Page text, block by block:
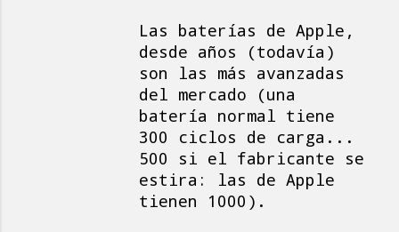
Las baterías de Apple,
desde años (todavía)
son las más avanzadas
del mercado (una
batería normal tiene
300 ciclos de carga...
500 si el fabricante se
estira: las de Apple
tienen 1000).